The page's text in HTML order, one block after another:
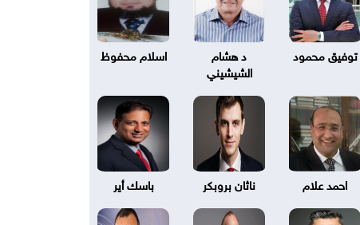
توفيق محمود
د هشام
الشيشيني
اسلام محفوظ
احمد علام ناثان بروبكر باسك أير